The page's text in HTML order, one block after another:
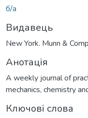
б/а
Видавець
New York. Munn &
Анотація
A weekly journal of
mechanics, chemistry
Ключові слова